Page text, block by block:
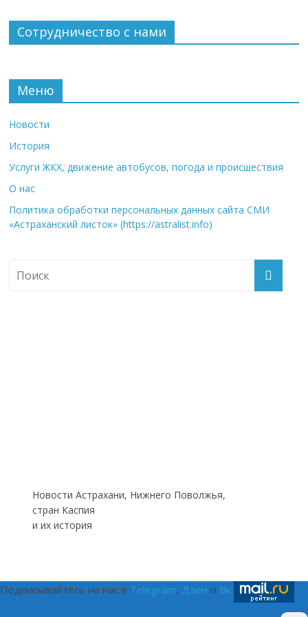
Сотрудничество с нами
Меню
Новости
История
Услуги ЖКХ, движение автобусов, погода и происшествия
О нас
Политика обработки персональных данных сайта СМИ
«Астраханский листок» (https://astralist.info)
Новости Астрахани, Нижнего Поволжья,
стран Каспия
и их история
Подписывайтесь на нас в Telegram, Дзен и Вк